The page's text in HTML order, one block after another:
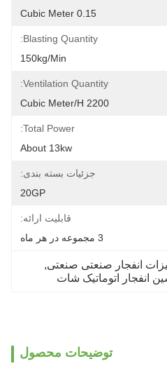
0.15 Cubic Meter
Blasting Quantity:
150kg/min
Ventilation Quantity:
2200 Cubic Meter/h
Total Power:
About 13kw
جزئیات بسته بندی:
20GP
قابلیت ارائه:
انفجار صنعتی صنعتی ,
انفجار اتوماتیک شات
توضیحات محصول